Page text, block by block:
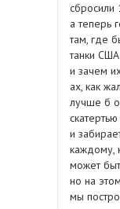
сбросили
а теперь
там, где
танки США
и зачем
ах, как
лучше б
и
каждому,
может
но на
мы